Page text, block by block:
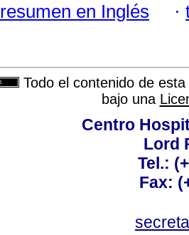
resumen en Inglés ·
Todo el contenido de
bajo una
Centro
Lord
Tel.:
Fax: